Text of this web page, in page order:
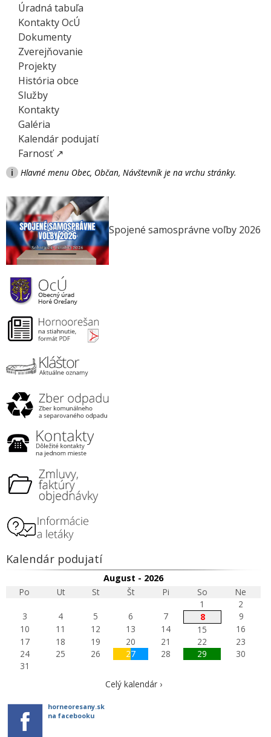
Úradná tabuľa
Kontakty OcÚ
Dokumenty
Zverejňovanie
Projekty
História obce
Služby
Kontakty
Galéria
Kalendár podujatí
Farnosť ↗
i Hlavné menu Obec, Občan, Návštevník je na vrchu stránky.
Spojené samosprávne voľby 2026
Kalendár podujatí
August - 2026
Po
Ut St Št Pi So
Ne
1
2
3
4 5 6 7 8
9
10
11 12 13 14 15
16
17
18 19 20 21 22
23
24
25 26 27 28 29
30
31
Celý kalendár ›
horneoresany.sk
na facebooku